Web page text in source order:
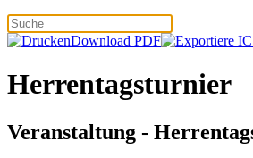
Download PDF
Herrentagsturnier
Veranstaltung -